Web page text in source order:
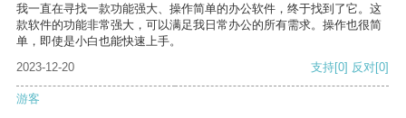
我一直在寻找一款功能强大、操作简单的办公软件，终于找到了它。这
款软件的功能非常强大，可以满足我日常办公的所有需求。操作也很简
单，即使是小白也能快速上手。
2023-12-20
支持[0] 反对[0]
游客